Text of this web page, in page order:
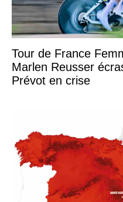
Tour de France
Marlen Reusser
Prévot en crise